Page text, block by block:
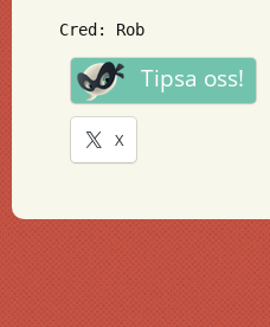
Cred: Rob
Tipsa oss!
X